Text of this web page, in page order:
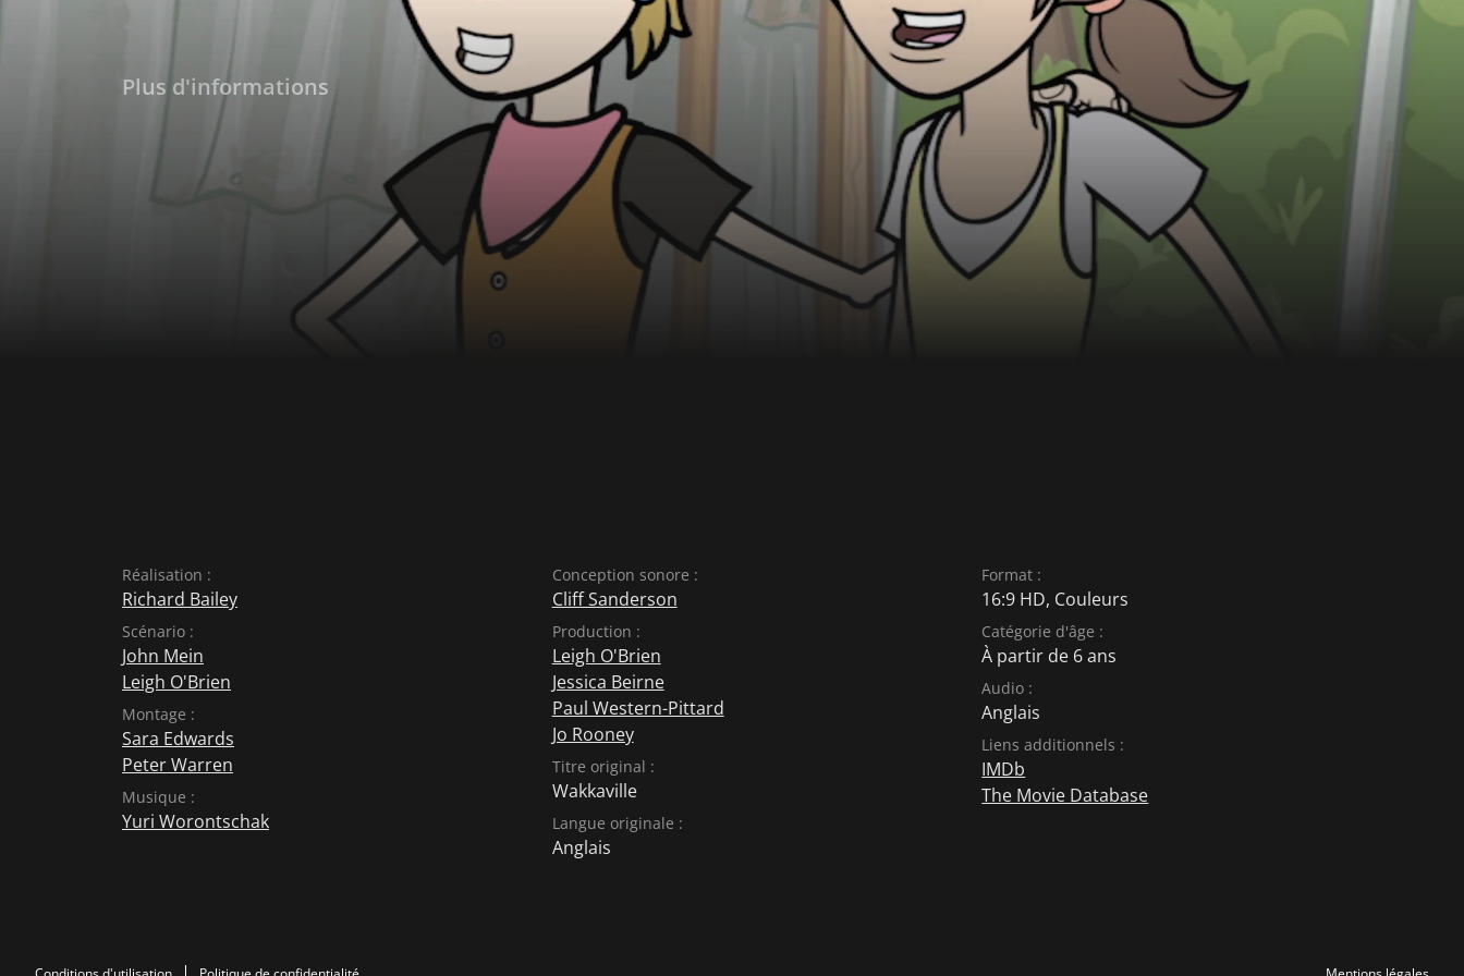
Plus d'informations
Réalisation :
Richard Bailey
Scénario :
John Mein
Leigh O'Brien
Montage :
Sara Edwards
Peter Warren
Musique :
Yuri Worontschak
Conception sonore :
Cliff Sanderson
Production :
Leigh O'Brien
Jessica Beirne
Paul Western-Pittard
Jo Rooney
Titre original :
Wakkaville
Langue originale :
Anglais
Format :
16:9 HD, Couleurs
Catégorie d'âge :
À partir de 6 ans
Audio :
Anglais
Liens additionnels :
IMDb
The Movie Database